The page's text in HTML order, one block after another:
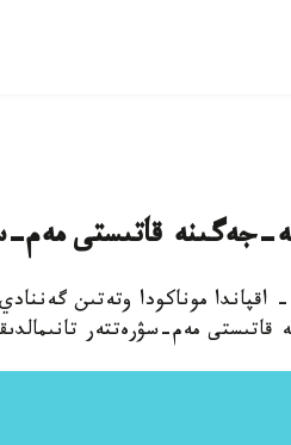
جەگىنە قاتىستى
استانا. قازاقپارات - عالامتوردا 21 - اقپاندا
مەم-سۋرەتتەر